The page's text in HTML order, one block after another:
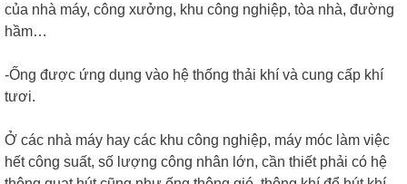
của nhà máy, công xưởng, khu công nghiệp, tòa nhà, đường
hầm…
-Ống được ứng dụng vào hệ thống thải khí và cung cấp khí
tươi.
Ở các nhà máy hay các khu công nghiệp, máy móc làm việc
hết công suất, số lượng công nhân lớn, cần thiết phải có hệ